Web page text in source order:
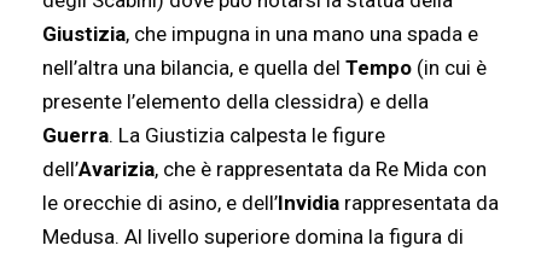
Giustizia, che impugna in una mano una spada e
nell’altra una bilancia, e quella del Tempo (in cui è
presente l’elemento della clessidra) e della
Guerra. La Giustizia calpesta le figure
dell’Avarizia, che è rappresentata da Re Mida con
le orecchie di asino, e dell’Invidia rappresentata da
Medusa. Al livello superiore domina la figura di